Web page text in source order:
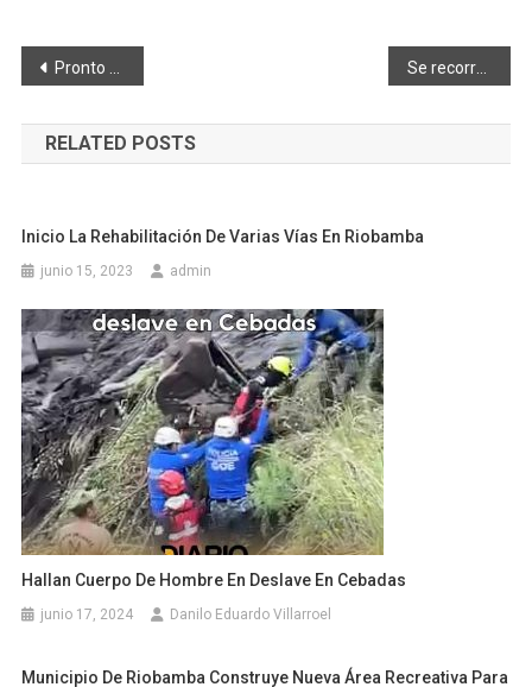
Navegación
de
entradas
Pronto La Alborada tendrá su parque familiar
RELATED POSTS
Inicio La Rehabilitación De Varias Vías En Riobamba
junio 15, 2023 admin
Hallan Cuerpo De Hombre En Deslave En Cebadas
junio 17, 2024 Danilo Eduardo Villarroel
Municipio De Riobamba Construye Nueva Área Recreativa Para